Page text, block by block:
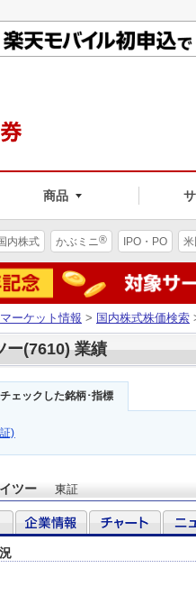
商品
内株式 かぶミニ® IPO・PO
マーケット情報 > 国内株式株価検索
ー(7610) 業績
ェックした銘柄･指標
)
ツー 東証